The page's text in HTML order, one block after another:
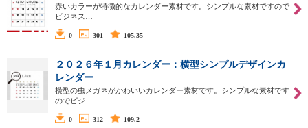
赤いカラーが特徴的なカレンダー素材です。シンプルな素材ですので
ビジネス…
0 301 105.35
２０２６年１月カレンダー：横型シンプルデザインカ
レンダー
横型の虫メガネがかわいいカレンダー素材です。シンプルな素材です
のでビジ…
0 312 109.2